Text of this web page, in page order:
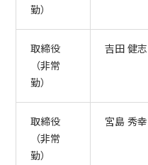
勤）
取締役
（非常
勤）
吉田 健志
取締役
（非常
勤）
宮島 秀幸